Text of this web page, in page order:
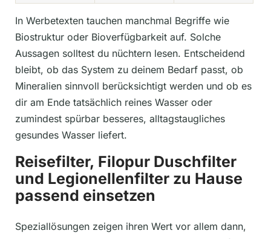
In Werbetexten tauchen manchmal Begriffe wie
Biostruktur oder Bioverfügbarkeit auf. Solche
Aussagen solltest du nüchtern lesen. Entscheidend
bleibt, ob das System zu deinem Bedarf passt, ob
Mineralien sinnvoll berücksichtigt werden und ob es
dir am Ende tatsächlich reines Wasser oder
zumindest spürbar besseres, alltagstaugliches
gesundes Wasser liefert.
Reisefilter, Filopur Duschfilter
und Legionellenfilter zu Hause
passend einsetzen
Speziallösungen zeigen ihren Wert vor allem dann,